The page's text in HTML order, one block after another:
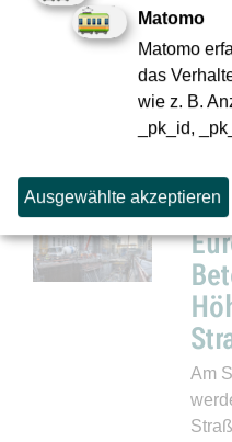
Am
Matomo
Matomo
das
wie z. B.
_pk_id,
Ausgewählte akzeptieren